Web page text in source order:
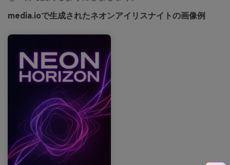
media.ioで生成されたネオンアイリスナイトの画像例